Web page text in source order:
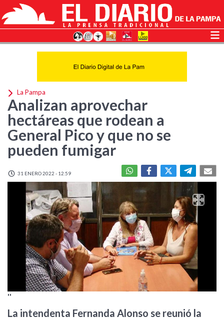
La Pampa
Analizan aprovechar
hectáreas que rodean a
General Pico y que no se
pueden fumigar
31 ENERO 2022 - 12:59
''
La intendenta Fernanda Alonso se reunió la